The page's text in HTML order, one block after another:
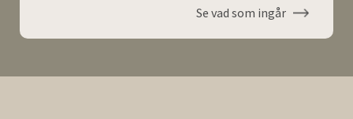
Se vad som ingår